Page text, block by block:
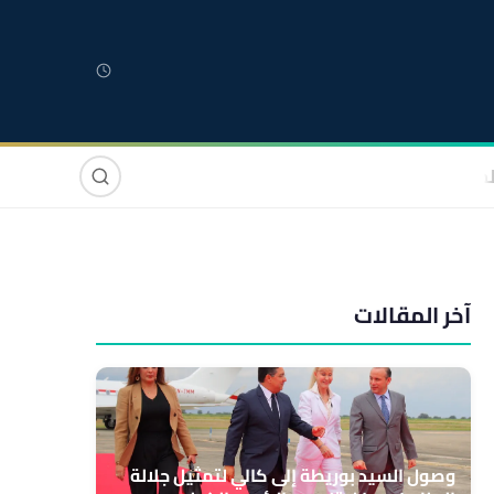
صوت وصورة
آخر المقالات
وصول السيد بوريطة إلى كالي لتمثيل جلالة